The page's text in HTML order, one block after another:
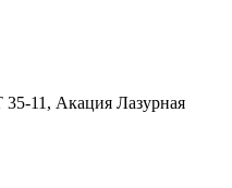
11, Акация Лазурная